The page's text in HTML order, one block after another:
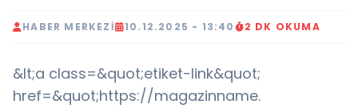
HABER MERKEZI 10.12.2025 - 13:40 2 DK OKUMA
&lt;a class=&quot;etiket-link&quot;
href=&quot;https://magazinname.